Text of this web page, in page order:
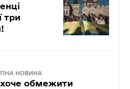
три
НОВИНА
обмежити